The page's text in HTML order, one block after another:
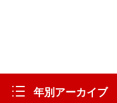
年別アーカイブ